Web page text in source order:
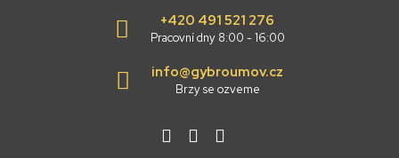
+420 491 521 276
Pracovní dny 8:00 - 16:00
info@gybroumov.cz
Brzy se ozveme